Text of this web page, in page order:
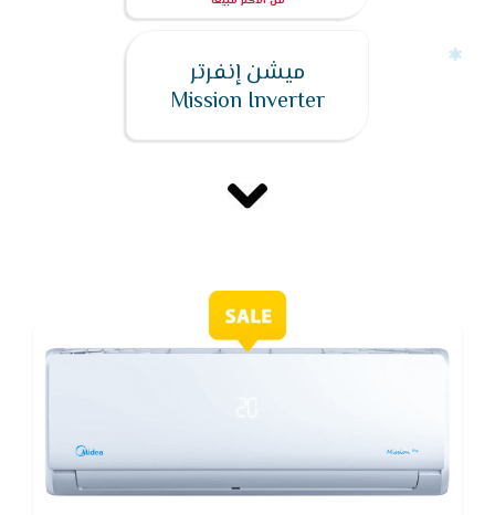
ميشن إنفرتر
Mission Inverter